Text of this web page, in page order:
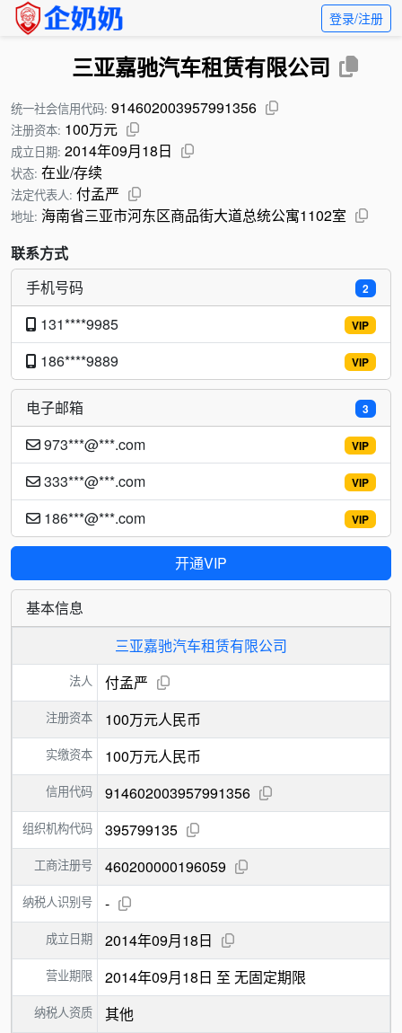
登录/注册
三亚嘉驰汽车租赁有限公司
统一社会信用代码: 914602003957991356
注册资本: 100万元
成立日期: 2014年09月18日
状态: 在业/存续
法定代表人: 付孟严
地址: 海南省三亚市河东区商品街大道总统公寓1102室
联系方式
2
手机号码
VIP
131****9985
VIP
186****9889
3
电子邮箱
VIP
973***@***.com
VIP
333***@***.com
VIP
186***@***.com
开通VIP
基本信息
三亚嘉驰汽车租赁有限公司
法人 付孟严
注册资本 100万元人民币
实缴资本 100万元人民币
信用代码 914602003957991356
组织机构代码 395799135
工商注册号 460200000196059
纳税人识别号 -
成立日期 2014年09月18日
营业期限 2014年09月18日 至 无固定期限
纳税人资质 其他